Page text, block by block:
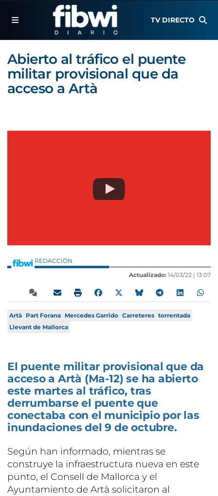
TV DIRECTO
Abierto al tráfico el puente
militar provisional que da
acceso a Artà
REDACCIÓN
Actualizado: 14/03/22 | 13:07
Artà Part Forana Mercedes Garrido Carreteres torrentada
Llevant de Mallorca
El puente militar provisional que da
acceso a Artà (Ma-12) se ha abierto
este martes al tráfico, tras
derrumbarse el puente que
conectaba con el municipio por las
inundaciones del 9 de octubre.
Según han informado, mientras se
construye la infraestructura nueva en este
punto, el Consell de Mallorca y el
Ayuntamiento de Artà solicitaron al